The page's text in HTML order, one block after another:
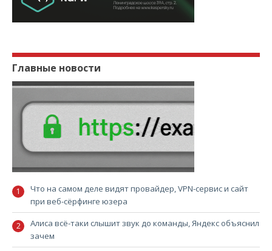
Главные новости
Что на самом деле видят провайдер, VPN-сервис и сайт
при веб-сёрфинге юзера
Алиса всё-таки слышит звук до команды, Яндекс объяснил
зачем